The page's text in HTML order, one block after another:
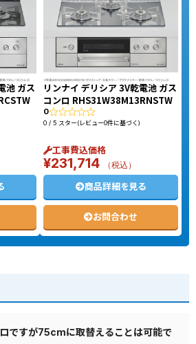
池 ガス
リンナイ デリシア 3V乾電池 ガス
コンロ RHS31W38M13RNSTW
0
0 / 5 スター(レビュー0件に基づく)
工事費込価格
¥231,714 （税込）
商品詳細を見る
お問合わせ
ですが75cmに取替えることは可能で